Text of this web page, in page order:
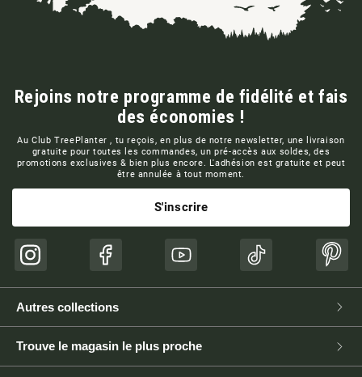
Rejoins notre programme de fidélité et fais
des économies !
Au Club TreePlanter , tu reçois, en plus de notre newsletter, une livraison
gratuite pour toutes les commandes, un pré-accès aux soldes, des
promotions exclusives & bien plus encore. L'adhésion est gratuite et peut
être annulée à tout moment.
S'inscrire
Instagram Facebook YouTube TikTok
Autres collections
Trouve le magasin le plus proche